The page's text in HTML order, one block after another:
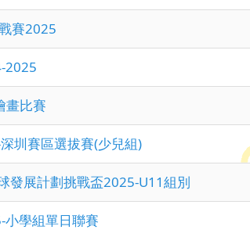
賽2025
2025
畫比賽
圳賽區選拔賽(少兒組)
發展計劃挑戰盃2025-U11組別
學組單日聯賽